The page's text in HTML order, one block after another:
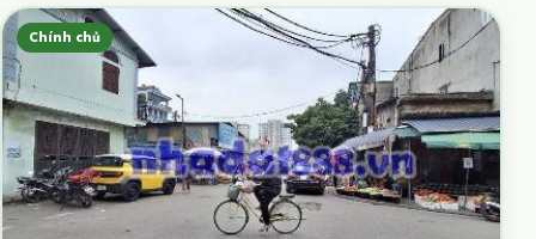
Chính chủ